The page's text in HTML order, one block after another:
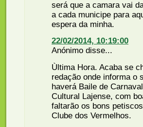
será que a camara vai
a cada municipe para
espera da minha.
22/02/2014, 10:19:00
Anónimo disse...
Ùltima Hora. Acaba se
redação onde informa o
haverá Baile de
Cultural Lajense, com
faltarão os bons
Clube dos Vermelhos.